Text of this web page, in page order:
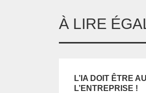
À LIRE
L’IA DOIT ÊTRE
L’ENTREPRISE !